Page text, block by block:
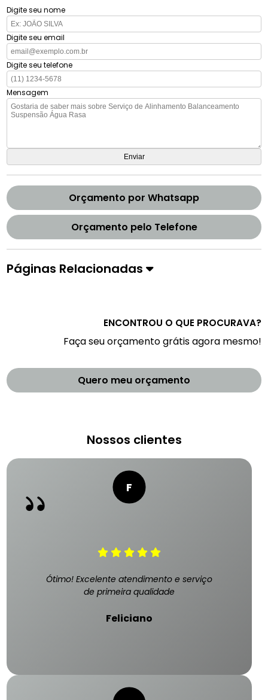
Digite seu nome
Digite seu email
Digite seu telefone
Mensagem
Orçamento por Whatsapp
Orçamento pelo Telefone
Páginas Relacionadas
ENCONTROU O QUE PROCURAVA?
Faça seu orçamento grátis agora mesmo!
Quero meu orçamento
Nossos clientes
Ótimo! Excelente atendimento e serviço
de primeira qualidade
Feliciano